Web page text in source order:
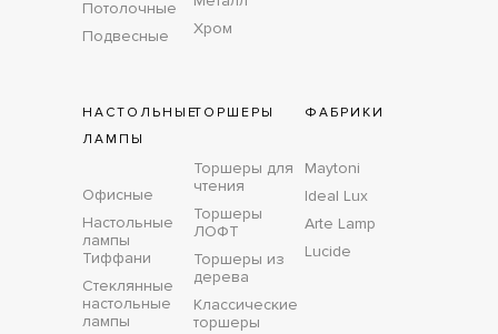
Потолочные
Подвесные
Хром
НАСТОЛЬНЫЕ
ЛАМПЫ
Офисные
Настольные
лампы
Тиффани
Стеклянные
настольные
лампы
ТОРШЕРЫ
Торшеры для
чтения
Торшеры
ЛОФТ
Торшеры из
дерева
Классические
торшеры
ФАБРИКИ
Maytoni
Ideal Lux
Arte Lamp
Lucide